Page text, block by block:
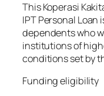
This Koperasi
IPT Personal
dependents who
institutions of
conditions set by
Funding eligibility